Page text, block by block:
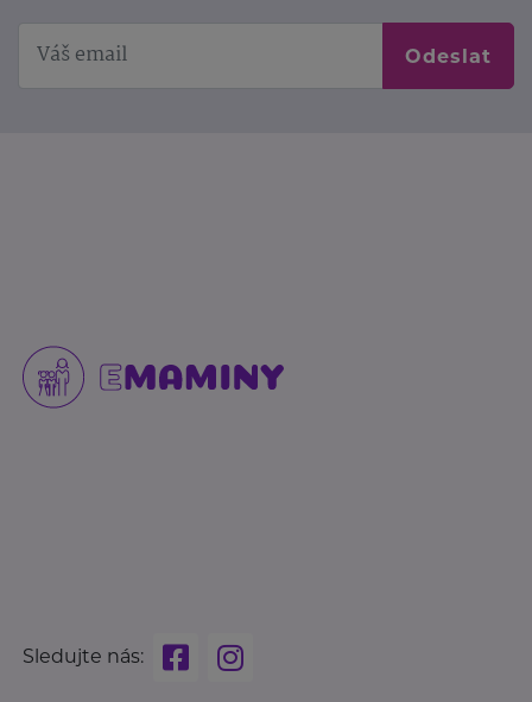
Odeslat
Sledujte nás: